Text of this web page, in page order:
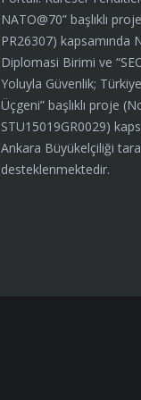
NATO@70” başlıklı
PR26307) kapsamında
Diplomasi Birimi ve
Yoluyla Güvenlik;
Üçgeni” başlıklı proje
STU15019GR0029)
Ankara Büyükelçiliği
desteklenmektedir.